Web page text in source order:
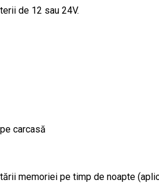
de 12 sau 24V.
carcasă
memoriei pe timp de noapte